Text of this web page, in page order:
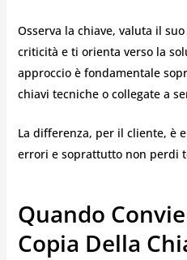
Osserva la chiave, valuta il
criticità e ti orienta verso la
approccio è fondamentale
chiavi tecniche o collegate a
La differenza, per il cliente, è
errori e soprattutto non perdi
Quando
Copia Della